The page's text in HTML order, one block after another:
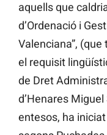
aquells que
d’Ordenació i
Valenciana”,
el requisit
de Dret
d’Henares
entesos, ha